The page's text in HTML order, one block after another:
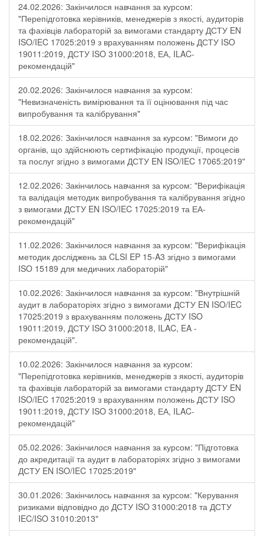
24.02.2026: Закінчилося навчання за курсом:
"Перепідготовка керівників, менеджерів з якості, аудиторів
та фахівців лабораторій за вимогами стандарту ДСТУ EN
ISO/IEC 17025:2019 з врахуванням положень ДСТУ ISO
19011:2019, ДСТУ ISO 31000:2018, ЕА, ILAC-
рекомендацій"
20.02.2026: Закінчилося навчання за курсом:
"Невизначеність вимірювання та її оцінювання під час
випробування та калібрування"
18.02.2026: Закінчилося навчання за курсом: "Вимоги до
органів, що здійснюють сертифікацію продукції, процесів
та послуг згідно з вимогами ДСТУ EN ISO/IEC 17065:2019"
12.02.2026: Закінчилось навчання за курсом: "Верифікація
та валідація методик випробування та калібрування згідно
з вимогами ДСТУ EN ISO/IEC 17025:2019 та ЕА-
рекомендацій"
11.02.2026: Закінчилося навчання за курсом: "Верифікація
методик досліджень за CLSI EP 15-A3 згідно з вимогами
ISO 15189 для медичних лабораторій"
10.02.2026: Закінчилося навчання за курсом: "Внутрішній
аудит в лабораторіях згідно з вимогами ДСТУ EN ISO/IEC
17025:2019 з врахуванням положень ДСТУ ISO
19011:2019, ДСТУ ISO 31000:2018, ILAC, EA -
рекомендацій".
10.02.2026: Закінчилося навчання за курсом:
"Перепідготовка керівників, менеджерів з якості, аудиторів
та фахівців лабораторій за вимогами стандарту ДСТУ EN
ISO/IEC 17025:2019 з врахуванням положень ДСТУ ISO
19011:2019, ДСТУ ISO 31000:2018, ЕА, ILAC-
рекомендацій"
05.02.2026: Закінчилося навчання за курсом: "Підготовка
до акредитації та аудит в лабораторіях згідно з вимогами
ДСТУ EN ISO/IEC 17025:2019"
30.01.2026: Закінчилось навчання за курсом: "Керування
ризиками відповідно до ДСТУ ISO 31000:2018 та ДСТУ
IEC/ISO 31010:2013"